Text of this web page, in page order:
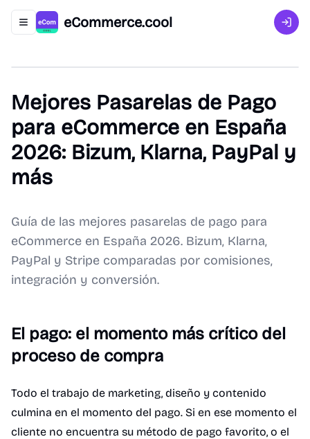
Abrir menú de navegación
eCommerce.cool
Mejores Pasarelas de Pago
para eCommerce en España
2026: Bizum, Klarna, PayPal y
más
Guía de las mejores pasarelas de pago para
eCommerce en España 2026. Bizum, Klarna,
PayPal y Stripe comparadas por comisiones,
integración y conversión.
El pago: el momento más crítico del
proceso de compra
Todo el trabajo de marketing, diseño y contenido
culmina en el momento del pago. Si en ese momento el
cliente no encuentra su método de pago favorito, o el